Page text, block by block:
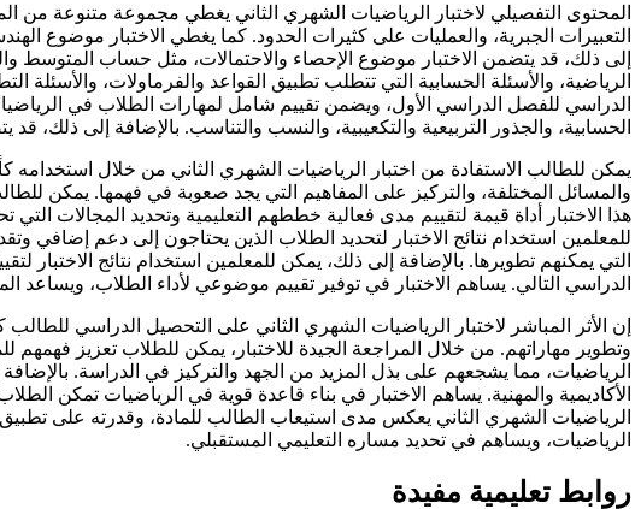
المحتوى التفصيلي لاختبار الرياضيات الشهري الثاني يغطي مجموعة متنوعة من
التعبيرات الجبرية، والعمليات على كثيرات الحدود. كما يغطي الاختبار موضوع
إلى ذلك، قد يتضمن الاختبار موضوع الإحصاء والاحتمالات، مثل حساب المتوسط
الرياضية، والأسئلة الحسابية التي تتطلب تطبيق القواعد والفرماولات،
الدراسي للفصل الدراسي الأول، ويضمن تقييم شامل لمهارات الطلاب في
الحسابية، والجذور التربيعية والتكعيبية، والنسب والتناسب. بالإضافة إلى
يمكن للطالب الاستفادة من اختبار الرياضيات الشهري الثاني من خلال استخدامه
والمسائل المختلفة، والتركيز على المفاهيم التي يجد صعوبة في فهمها. يمكن
هذا الاختبار أداة قيمة لتقييم مدى فعالية خططهم التعليمية وتحديد المجالات
للمعلمين استخدام نتائج الاختبار لتحديد الطلاب الذين يحتاجون إلى دعم إضافي
التي يمكنهم تطويرها. بالإضافة إلى ذلك، يمكن للمعلمين استخدام نتائج
الدراسي التالي. يساهم الاختبار في توفير تقييم موضوعي لأداء الطلاب، ويساعد
إن الأثر المباشر لاختبار الرياضيات الشهري الثاني على التحصيل الدراسي
وتطوير مهاراتهم. من خلال المراجعة الجيدة للاختبار، يمكن للطلاب تعزيز فهمهم
الرياضيات، مما يشجعهم على بذل المزيد من الجهد والتركيز في الدراسة.
الأكاديمية والمهنية. يساهم الاختبار في بناء قاعدة قوية في الرياضيات تمكن
الرياضيات الشهري الثاني يعكس مدى استيعاب الطالب للمادة، وقدرته على تطبيق
الرياضيات، ويساهم في تحديد مساره التعليمي المستقبلي.
روابط تعليمية مفيدة